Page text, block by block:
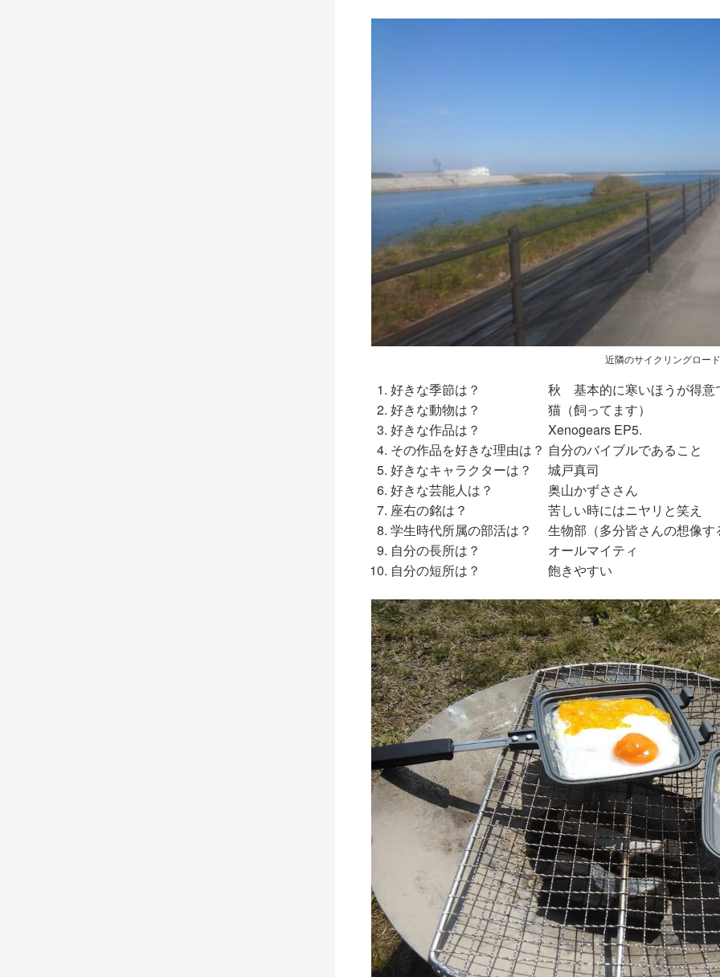
近隣のサイクリングロード
好きな季節は？ 秋 基本的に寒いほうが得意
好きな動物は？ 猫（飼ってます）
好きな作品は？ Xenogears EP5.
その作品を好きな理由は？ 自分のバイブルであること
好きなキャラクターは？ 城戸真司
好きな芸能人は？ 奥山かずささん
座右の銘は？ 苦しい時にはニヤリと笑え
学生時代所属の部活は？ 生物部（多分皆さんの想像す
自分の長所は？ オールマイティ
自分の短所は？ 飽きやすい